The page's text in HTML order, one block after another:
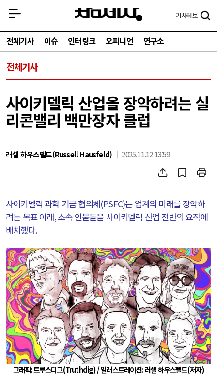
기사제보
전체기사 이슈 인터링크 오피니언 연구소
전체기사
사이키델릭 산업을 장악하려는 실
리콘밸리 백만장자 클럽
러셀 하우스펠드(Russell Hausfeld) 2025.11.12 13:59
사이키델릭 과학 기금 협의체(PSFC)는 업계의 미래를 장악하
려는 목표 아래,소속 인물들을 사이키델릭 산업 전반의 요직에
배치했다.
그래픽:트루스디그(Truthdig) /일러스트레이션:러셀 하우스펠드(저자)